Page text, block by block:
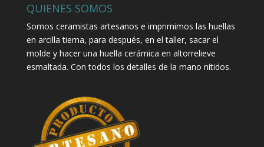
QUIENES SOMOS
Somos ceramistas artesanos e imprimimos las huellas
en arcilla tierna, para después, en el taller, sacar el
molde y hacer una huella cerámica en altorrelieve
esmaltada. Con todos los detalles de la mano nítidos.